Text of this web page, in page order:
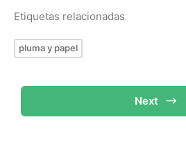
Etiquetas relacionadas
pluma y papel
Next